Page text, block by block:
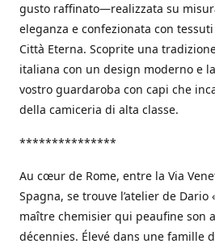
gusto raffinato—realizzata su
eleganza e confezionata con
Città Eterna. Scoprite una
italiana con un design moderno e
vostro guardaroba con capi che
della camiceria di alta classe.
***************
Au cœur de Rome, entre la Via
Spagna, se trouve l’atelier de Dario
maître chemisier qui peaufine son
décennies. Élevé dans une famille